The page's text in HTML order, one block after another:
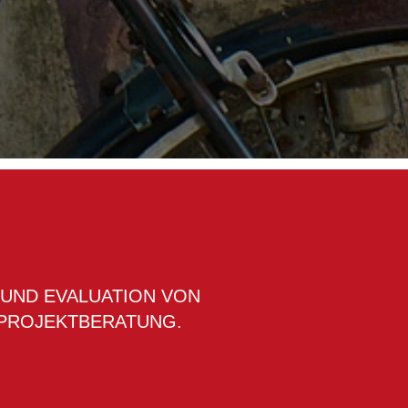
EVALUATION VON